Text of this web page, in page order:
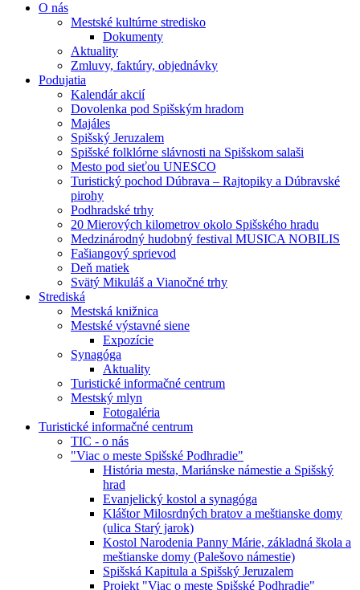
O nás
Mestské kultúrne stredisko
Dokumenty
Aktuality
Zmluvy, faktúry, objednávky
Podujatia
Kalendár akcií
Dovolenka pod Spišským hradom
Majáles
Spišský Jeruzalem
Spišské folklórne slávnosti na Spišskom salaši
Mesto pod sieťou UNESCO
Turistický pochod Dúbrava – Rajtopiky a Dúbravské
pirohy
Podhradské trhy
20 Mierových kilometrov okolo Spišského hradu
Medzinárodný hudobný festival MUSICA NOBILIS
Fašiangový sprievod
Deň matiek
Svätý Mikuláš a Vianočné trhy
Strediská
Mestská knižnica
Mestské výstavné siene
Expozície
Synagóga
Aktuality
Turistické informačné centrum
Mestský mlyn
Fotogaléria
Turistické informačné centrum
TIC - o nás
"Viac o meste Spišské Podhradie"
História mesta, Mariánske námestie a Spišský
hrad
Evanjelický kostol a synagóga
Kláštor Milosrdných bratov a meštianske domy
(ulica Starý jarok)
Kostol Narodenia Panny Márie, základná škola a
meštianske domy (Palešovo námestie)
Spišská Kapitula a Spišský Jeruzalem
Projekt "Viac o meste Spišské Podhradie"